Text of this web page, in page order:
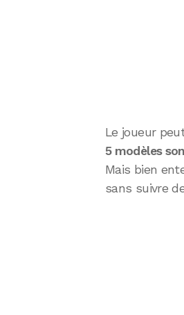
Le joueur
5 modèles
Mais bien
sans suivre